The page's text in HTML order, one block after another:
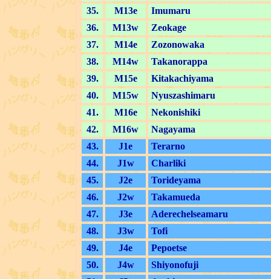
35.
M13e
Imumaru
36.
M13w
Zeokage
37.
M14e
Zozonowaka
38.
M14w
Takanorappa
39.
M15e
Kitakachiyama
40.
M15w
Nyuszashimaru
41.
M16e
Nekonishiki
42.
M16w
Nagayama
43.
J1e
Terarno
44.
J1w
Charliki
45.
J2e
Torideyama
46.
J2w
Takamueda
47.
J3e
Aderechelseamaru
48.
J3w
Tofi
49.
J4e
Pepoetse
50.
J4w
Shiyonofuji